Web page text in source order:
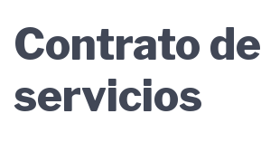
Contrato de
servicios